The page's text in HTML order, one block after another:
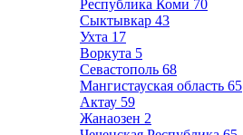
Республика Коми 70
Сыктывкар 43
Ухта 17
Воркута 5
Севастополь 68
Мангистауская область 65
Актау 59
Жанаозен 2